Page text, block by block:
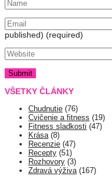
published) (required)
VŠETKY ČLÁNKY
Chudnutie (76)
Cvičenie a fitness (19)
Fitness sladkosti (47)
Krása(8)
Recenzie (47)
Recepty (51)
Rozhovory (3)
Zdravá výživa(167)